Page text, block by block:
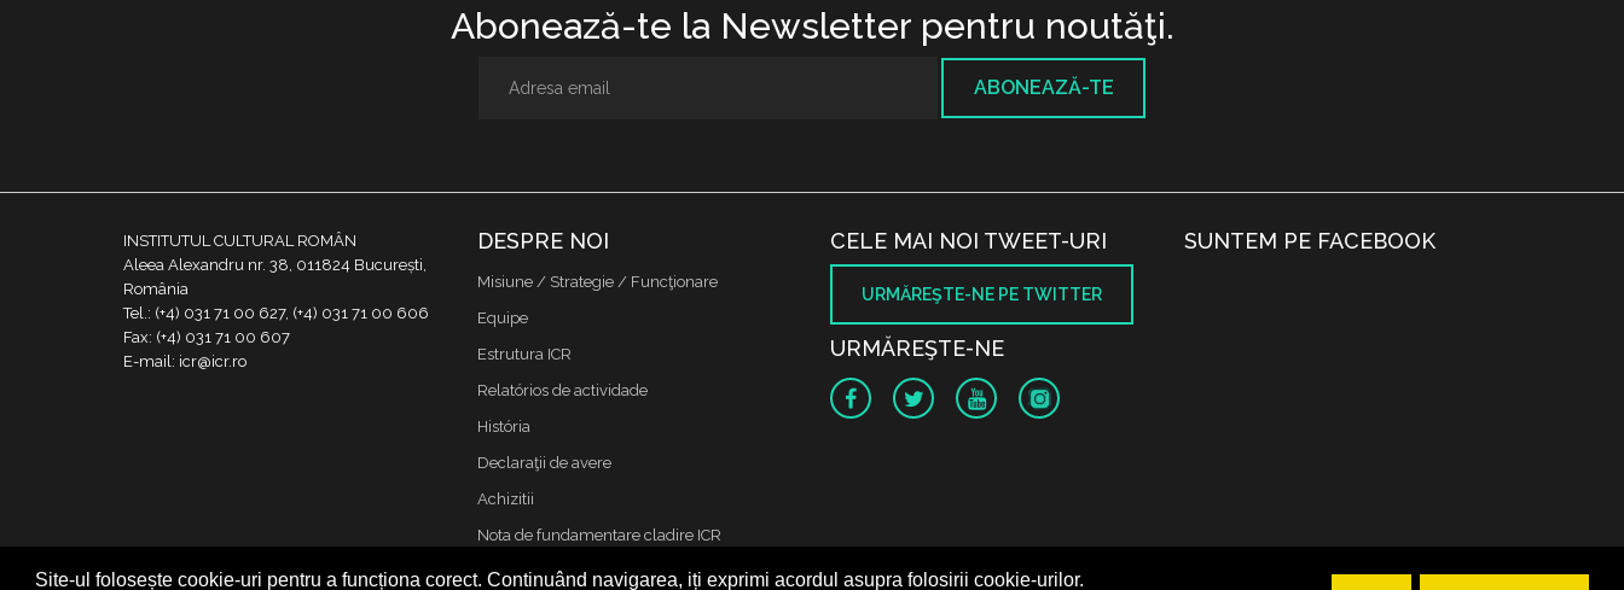
Site-ul folosește cookie-uri pentru a funcționa corect. Continuând navigarea, iți exprimi acordul asupra folosirii cookie-urilor.
Abonează-te la Newsletter pentru noutăţi.
ABONEAZĂ-TE
INSTITUTUL CULTURAL ROMÂN
Aleea Alexandru nr. 38, 011824 București,
România
Tel.: (+4) 031 71 00 627, (+4) 031 71 00 606
Fax: (+4) 031 71 00 607
E-mail: icr@icr.ro
DESPRE NOI
Misiune / Strategie / Funcţionare
Equipe
Estrutura ICR
Relatórios de actividade
História
Declaraţii de avere
Achizitii
Nota de fundamentare cladire ICR
Contacto
CELE MAI NOI TWEET-URI
URMĂREŞTE-NE PE TWITTER
URMĂREŞTE-NE
SUNTEM PE FACEBOOK